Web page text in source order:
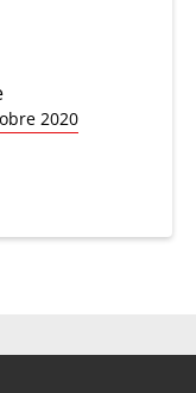
2020